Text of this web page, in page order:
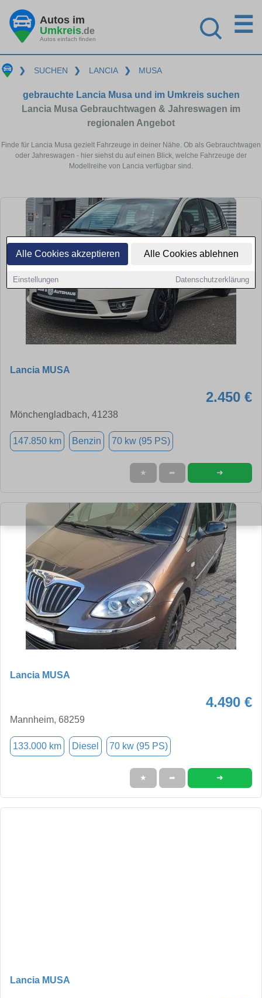
Alle Cookies akzeptieren Alle Cookies ablehnen
Einstellungen Datenschutzerklärung
Autos im
Umkreis.de
Autos einfach finden
☰
❯ SUCHEN ❯ LANCIA ❯ MUSA
gebrauchte Lancia Musa und im Umkreis suchen
Lancia Musa Gebrauchtwagen & Jahreswagen im
regionalen Angebot
Finde für Lancia Musa gezielt Fahrzeuge in deiner Nähe. Ob als Gebrauchtwagen
oder Jahreswagen - hier siehst du auf einen Blick, welche Fahrzeuge der
Modellreihe von Lancia verfügbar sind.
Lancia MUSA
2.450 €
Mönchengladbach, 41238
147.850 km Benzin 70 kw (95 PS)
★ ➦ ➜
Lancia MUSA
4.490 €
Mannheim, 68259
133.000 km Diesel 70 kw (95 PS)
★ ➦ ➜
Lancia MUSA